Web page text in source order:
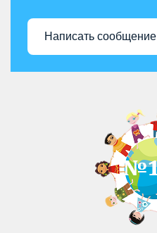
Написать сообщение